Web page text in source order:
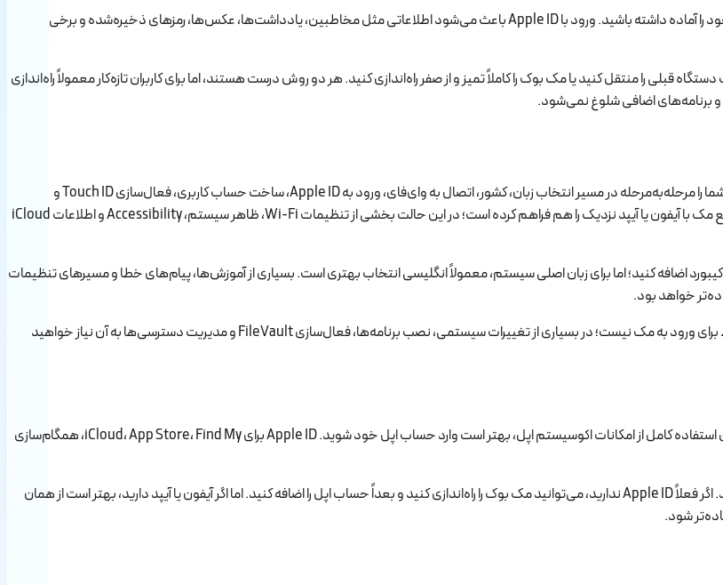
اگر قبلاً آیفون، آیپد یا مک دیگری داشته‌اید، بهتر است Apple ID یا همان Apple Account خود را آماده داشته باشید. ورود با Apple ID باعث می‌شود اطلاعاتی مثل مخاطبین، یادداشت‌ها، عکس‌ها، رمزهای ذخیره‌شده و برخی
قبلی را منتقل کنید یا مک بوک را کاملاً تمیز و از صفر راه‌اندازی کنید. هر دو روش درست هستند، اما برای کاربران تازه‌کار معمولاً راه‌اندازی
برنامه‌های اضافی شلوغ نمی‌شود.
وقتی برای اولین بار مک بوک را روشن می‌کنید، وارد Setup Assistant می‌شوید. این بخش شما را مرحله‌به‌مرحله در مسیر انتخاب زبان، کشور، اتصال به وای‌فای، ورود به Apple ID، ساخت حساب کاربری، فعال‌سازی Touch ID و
تنظیمات اولیه راهنمایی می‌کند. اپل در نسخه‌های جدید macOS حتی امکان راه‌اندازی سریع مک با آیفون یا آیپد نزدیک را هم فراهم کرده است؛ در این حالت بخشی از تنظیمات Wi-Fi، ظاهر سیستم، Accessibility و اطلاعات iCloud
کیبورد اضافه کنید؛ اما برای زبان اصلی سیستم، معمولاً انگلیسی انتخاب بهتری است. بسیاری از آموزش‌ها، پیام‌های خطا و مسیرهای تنظیمات
در مرحله ساخت حساب کاربری، یک نام کاربری و رمز عبور قوی انتخاب کنید. این رمز عبور فقط برای ورود به مک نیست؛ در بسیاری از تغییرات سیستمی، نصب برنامه‌ها، فعال‌سازی FileVault و مدیریت دسترسی‌ها به آن نیاز خواهید
برای روشن کردن و استفاده اولیه از مک بوک، داشتن Apple ID همیشه الزامی نیست؛ اما برای استفاده کامل از امکانات اکوسیستم اپل، بهتر است وارد حساب اپل خود شوید. Apple ID برای iCloud، App Store، Find My، همگام‌سازی
البته کاربران ایرانی گاهی در ساخت یا استفاده از Apple ID با محدودیت‌هایی روبه‌رو می‌شوند. اگر فعلاً Apple ID ندارید، می‌توانید مک بوک را راه‌اندازی کنید و بعداً حساب اپل را اضافه کنید. اما اگر آیفون یا آیپد دارید، بهتر است از همان
شود.